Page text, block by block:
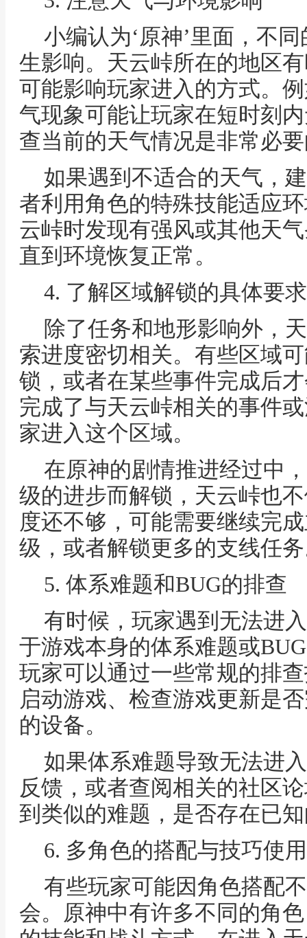
小编认为‘原神’里面，不
生影响。天云峠所在的地区
可能影响玩家进入的方式。
气现象可能让玩家在短时刻
查当前的天气情况是非常必
如果遇到不适合的天气，
者利用角色的特殊技能适应
云峠时发现有强风或其他天
直到环境恢复正常。
4. 了解区域解锁的具体要求
除了任务和地形影响外，
索进度密切相关。有些区域
锁，或者在某些事件完成后
完成了与天云峠相关的事件
家进入这个区域。
在原神的剧情推进经过中
级的进步而解锁，天云峠也
度还不够，可能需要继续完
级，或者解锁更多的支线任
5. 体系难题和BUG的排查
有时候，玩家遇到无法进
于游戏本身的体系难题或
玩家可以通过一些常规的排
启动游戏、检查游戏更新是
的设备。
如果体系难题导致无法进
反馈，或者查阅相关的社区
到类似的难题，是否存在已
6. 多角色的搭配与技巧使用
有些玩家可能因角色搭配
会。原神中有许多不同的角